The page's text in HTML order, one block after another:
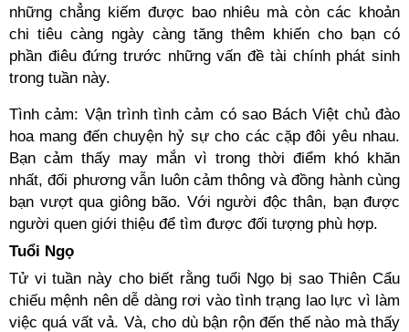
những chẳng kiếm được bao nhiêu mà còn các khoản
chi tiêu càng ngày càng tăng thêm khiến cho bạn có
phần điêu đứng trước những vấn đề tài chính phát sinh
trong tuần này.
Tình cảm: Vận trình tình cảm có sao Bách Việt chủ đào
hoa mang đến chuyện hỷ sự cho các cặp đôi yêu nhau.
Bạn cảm thấy may mắn vì trong thời điểm khó khăn
nhất, đối phương vẫn luôn cảm thông và đồng hành cùng
bạn vượt qua giông bão. Với người độc thân, bạn được
người quen giới thiệu để tìm được đối tượng phù hợp.
Tuổi Ngọ
Tử vi tuần này cho biết rằng tuổi Ngọ bị sao Thiên Cẩu
chiếu mệnh nên dễ dàng rơi vào tình trạng lao lực vì làm
việc quá vất vả. Và, cho dù bận rộn đến thế nào mà thấy